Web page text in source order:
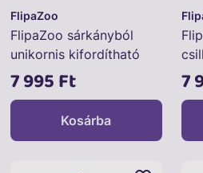
FlipaZoo
FlipaZoo sárkányból
unikornis kifordítható
plüss
7 995 Ft
Kosárba
7